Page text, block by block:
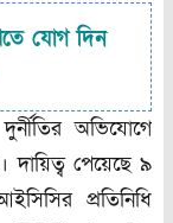
যোগ দিন
অভিযোগে
পেয়েছে ৯
প্রতিনিধি